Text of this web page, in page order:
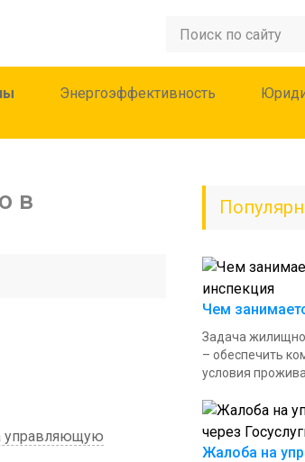
Энергоэффективность
в
управляющую
Чем
Задача
– обеспечить
условия
Жалоба на